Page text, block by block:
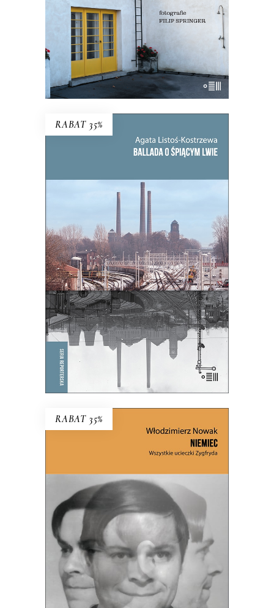
E-BOOK DO KOSZYKA
KSIĄŻKA DO KOSZYKA
RABAT 35%
E-BOOK DO KOSZYKA
BALLADA O ŚPIĄCYM LWIE
To, co zdecydowało o powstaniu
Bytomia, jego bogactwie i tradycji,
miało stać się jego zagładą.
61.00zł 39.65zł
KSIĄŻKA DO KOSZYKA
RABAT 35%
NIEMIEC. WSZYSTKIE
UCIECZKI ZYGFRYDA
Czy Zygfryd Kapela zdradził Niemcy z
Polską, czy Polskę z Niemcami?
61.00 39.65zł
KSIĄŻKA DO KOSZYKA